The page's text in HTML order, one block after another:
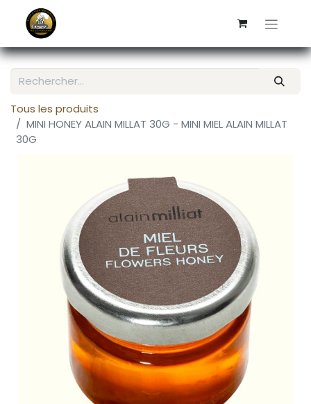
Tous les produits
MINI HONEY ALAIN MILLAT 30G - MINI MIEL ALAIN MILLAT
30G